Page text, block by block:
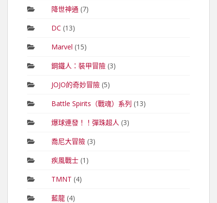
降世神通 (7)
DC (13)
Marvel (15)
鋼鐵人：裝甲冒險(3)
JOJO的奇妙冒險(5)
Battle Spirits（戰魂）系列 (13)
爆球連發！！彈珠超人 (3)
喬尼大冒險(3)
疾風戰士(1)
TMNT (4)
藍龍(4)